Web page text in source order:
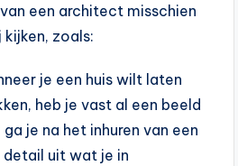
een architect misschien
zoals:
je een huis wilt laten
heb je vast al een beeld
je na het inhuren van een
uit wat je in